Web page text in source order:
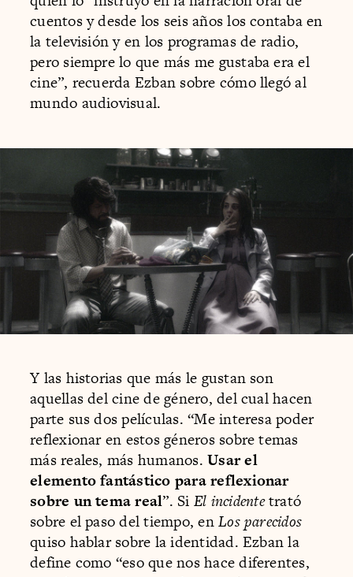
cuentos y desde los seis años los contaba en
la televisión y en los programas de radio,
pero siempre lo que más me gustaba era el
cine”, recuerda Ezban sobre cómo llegó al
mundo audiovisual.
Y las historias que más le gustan son
aquellas del cine de género, del cual hacen
parte sus dos películas. “Me interesa poder
reflexionar en estos géneros sobre temas
más reales, más humanos.Usar el
elemento fantástico para reflexionar
sobre un tema real”. Si El incidentetrató
sobre el paso del tiempo, enLos parecidos
quiso hablar sobre la identidad. Ezban la
define como “eso que nos hace diferentes,